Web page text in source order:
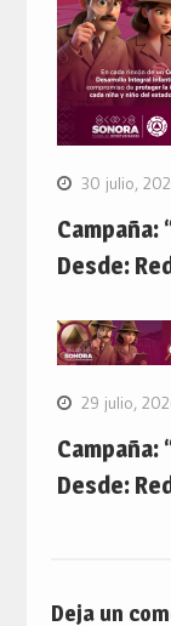
30 julio,
Campaña:
Desde:
29 julio,
Campaña:
Desde:
Deja un